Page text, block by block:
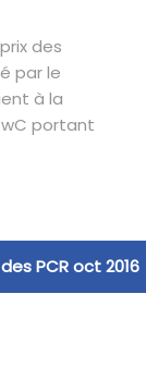
des
par le
à la
portant
PCR oct 2016